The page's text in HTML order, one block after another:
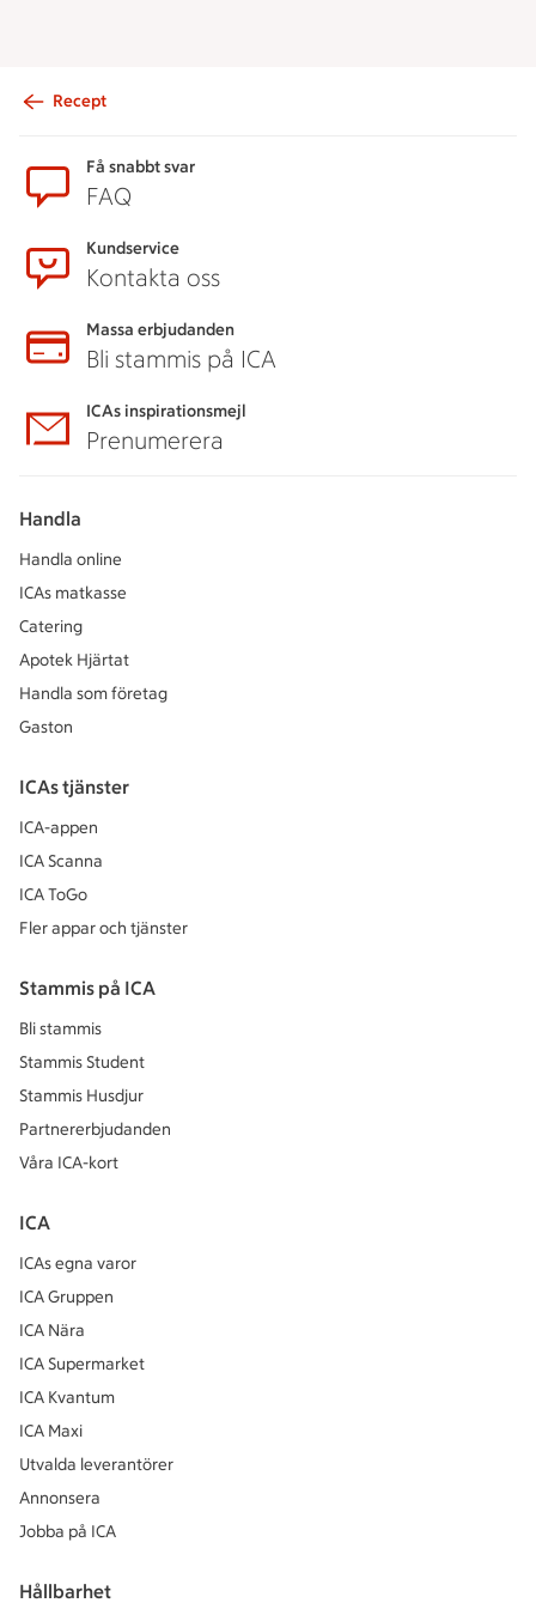
Recept
Få snabbt svar
FAQ
Kundservice
Kontakta oss
Massa erbjudanden
Bli stammis på ICA
ICAs inspirationsmejl
Prenumerera
Handla
Handla online
ICAs matkasse
Catering
Apotek Hjärtat
Handla som företag
Gaston
ICAs tjänster
ICA-appen
ICA Scanna
ICA ToGo
Fler appar och tjänster
Stammis på ICA
Bli stammis
Stammis Student
Stammis Husdjur
Partnererbjudanden
Våra ICA-kort
ICA
ICAs egna varor
ICA Gruppen
ICA Nära
ICA Supermarket
ICA Kvantum
ICA Maxi
Utvalda leverantörer
Annonsera
Jobba på ICA
Hållbarhet